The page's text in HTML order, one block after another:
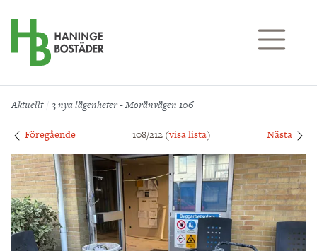
Aktuellt 3 nya lägenheter - Moränvägen 106
Föregående 108/212 (visa lista) Nästa